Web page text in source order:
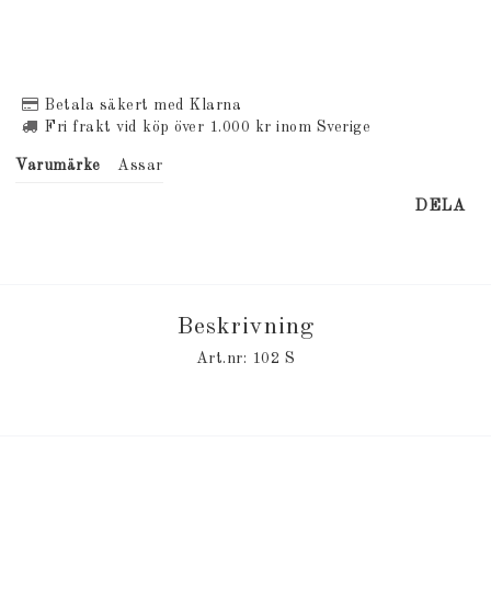
Betala säkert med Klarna
Fri frakt vid köp över 1.000 kr inom Sverige
Varumärke Assar
DELA
Beskrivning
Art.nr: 102 S